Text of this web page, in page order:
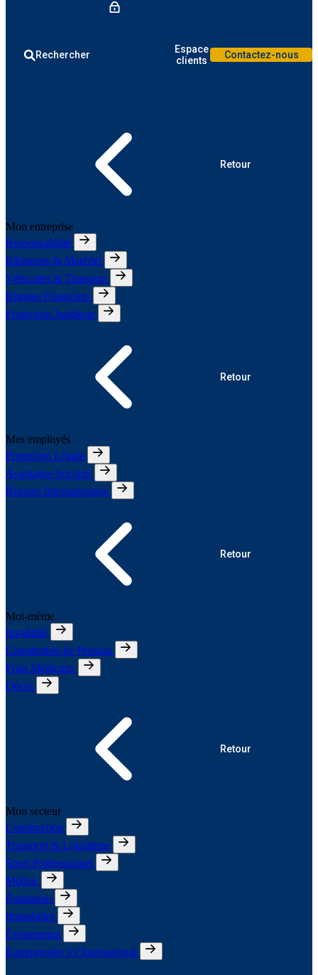
Rechercher
Espace
clients
Contactez-nous
Retour
Mon entreprise
Responsabilité
Bâtiments & Matériel
Véhicules & Transport
Risques Financiers
Protection Juridique
Retour
Mes employés
Protection Légale
Avantages Sociaux
Risques Internationaux
Retour
Moi-même
Invalidité
Constitution de Pension
Frais Médicaux
Décès
Retour
Mon secteur
Construction
Transport & Logistique
Sport Professionnel
Médias
Équitation
Immobilier
Événements
Entreprendre à l’International